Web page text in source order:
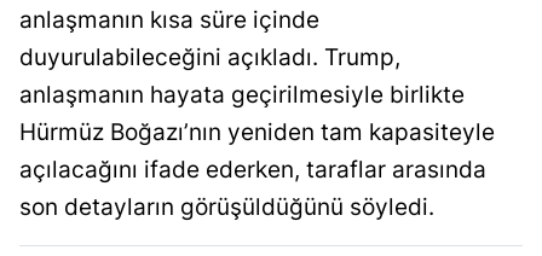
Aydın
Balıkesir
Bilecik
Bingöl
anlaşmanın kısa süre içinde
duyurulabileceğini açıkladı. Trump,
anlaşmanın hayata geçirilmesiyle birlikte
Hürmüz Boğazı’nın yeniden tam kapasiteyle
açılacağını ifade ederken, taraflar arasında
son detayların görüşüldüğünü söyledi.